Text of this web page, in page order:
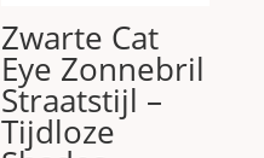
Zwarte Cat
Eye Zonnebril
Straatstijl –
Tijdloze